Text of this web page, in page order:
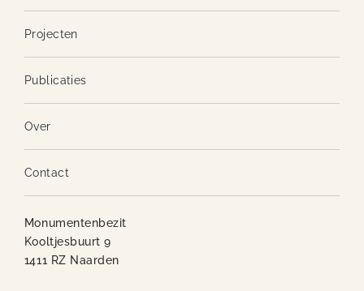
Projecten
Publicaties
Over
Contact
Monumentenbezit
Kooltjesbuurt 9
1411 RZ Naarden